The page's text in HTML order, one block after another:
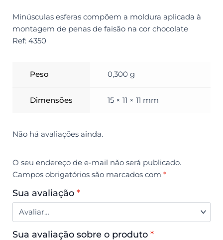
Minúsculas esferas compõem a moldura aplicada à
montagem de penas de faisão na cor chocolate
Ref: 4350
Peso 0,300 g
Dimensões 15 × 11 × 11 mm
Não há avaliações ainda.
O seu endereço de e-mail não será publicado.
Campos obrigatórios são marcados com *
Sua avaliação *
Sua avaliação sobre o produto *